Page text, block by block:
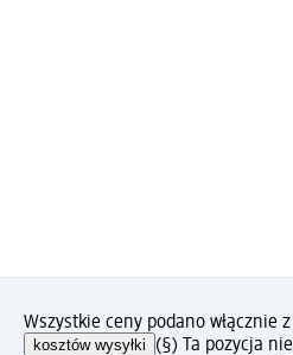
Wszystkie ceny podano włącznie
kosztów wysyłki (§) Ta pozycja